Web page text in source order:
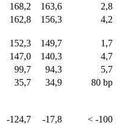
168,2 163,6
2,8
162,8 156,3
4,2
152,3 149,7
1,7
147,0 140,3
4,7
99,7 94,3
5,7
35,7 34,9
80 bp
-124,7 -17,8
< -100